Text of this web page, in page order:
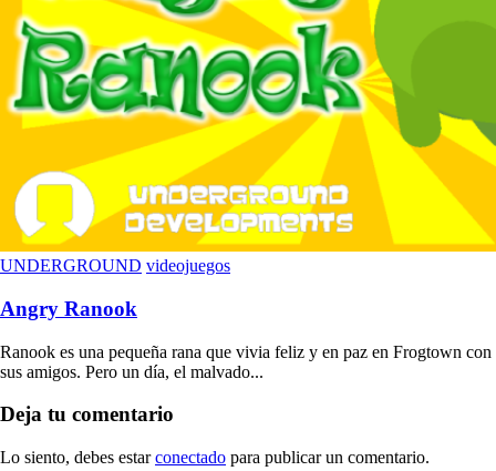
UNDERGROUND videojuegos
Angry Ranook
Ranook es una pequeña rana que vivia feliz y en paz en Frogtown con
sus amigos. Pero un día, el malvado...
Deja tu comentario
Lo siento, debes estarconectado para publicar un comentario.